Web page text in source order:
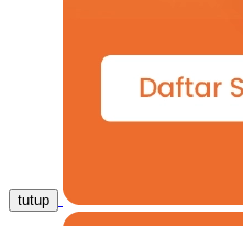
tutup